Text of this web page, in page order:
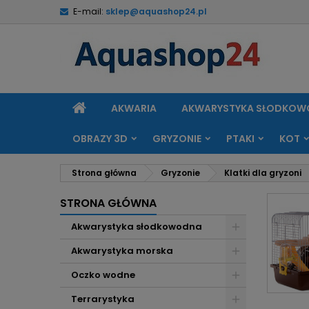
E-mail: sklep@aquashop24.pl
STRONAAKWARIA AKWARYSTYKA
OBRAZY 3D GRYZONIE PTAKI KOT
Strona główna Gryzonie Klatki dla gryzoni
STRONA GŁÓWNA
Akwarystyka słodkowodna
Akwarystyka morska
Oczko wodne
Terrarystyka